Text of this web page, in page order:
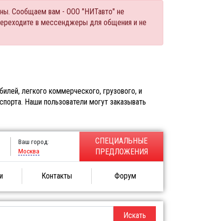
Сообщаем вам - ООО "НИТавто" не
в мессенджеры для общения и не
легкого коммерческого, грузового, и
Наши пользователи могут заказывать
Ваш город:
Москва
СПЕЦИАЛЬНЫЕ
ПРЕДЛОЖЕНИЯ
Контакты Форум
Искать